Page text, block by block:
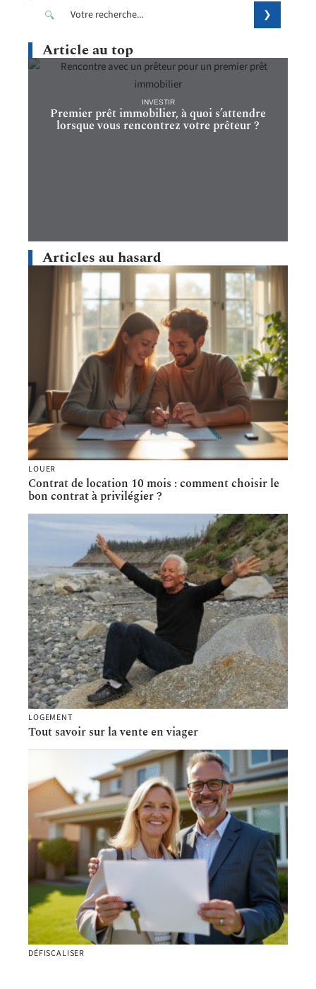
Article au top
INVESTIR
Premier prêt immobilier, à quoi s’attendre
lorsque vous rencontrez votre prêteur ?
Articles au hasard
LOUER
Contrat de location 10 mois : comment choisir le
bon contrat à privilégier ?
LOGEMENT
Tout savoir sur la vente en viager
DÉFISCALISER